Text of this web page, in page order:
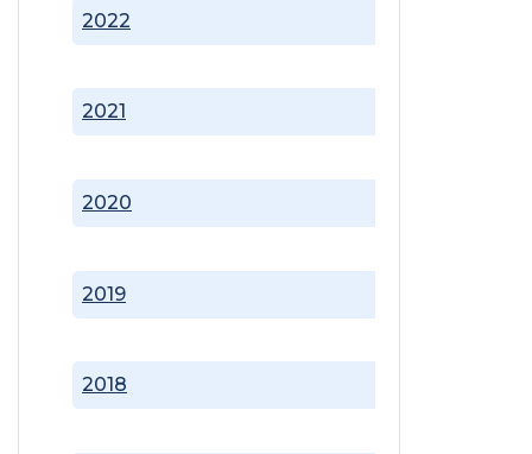
2018
2019
2020
2021
2022